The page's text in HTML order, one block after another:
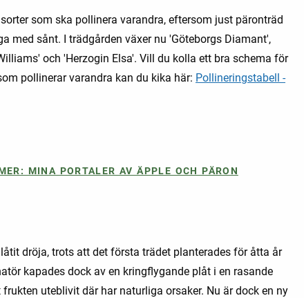
som ska pollinera varandra, eftersom just päronträd
med sånt. I trädgården växer nu 'Göteborgs Diamant',
och 'Herzogin Elsa'. Vill du kolla ett bra schema för
pollinerar varandra kan du kika här: Pollineringstabell -
MINA PORTALER AV ÄPPLE OCH PÄRON
dröja, trots att det första trädet planterades för åtta år
kapades dock av en kringflygande plåt i en rasande
uteblivit där har naturliga orsaker. Nu är dock en ny